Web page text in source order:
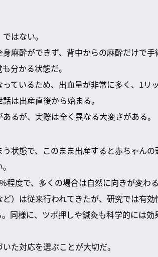
はない。
麻酔ができず、背中からの麻酔だけで
分かる状態だ。
ているため、出血量が非常に多く、1リ
は出産直後から始まる。
るが、実際は全く異なる大変さがある。
状態で、このまま出産すると赤ちゃん
程度で、多くの場合は自然に向きが変わ
）は従来行われてきたが、研究では有
同様に、ツボ押しや鍼灸も科学的には
た対応を選ぶことが大切だ。